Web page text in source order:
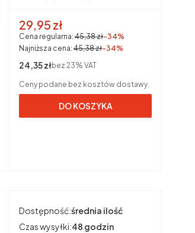
Cena promocyjna brutto
29,95 zł
Cena regularna: 45,38 zł-34%
Najniższa cena: 45,38 zł-34%
Cena netto
24,35 złbez 23% VAT
Ceny podane bez kosztów dostawy.
DO KOSZYKA
Dostępność:średnia ilość
Czas wysyłki:48 godzin